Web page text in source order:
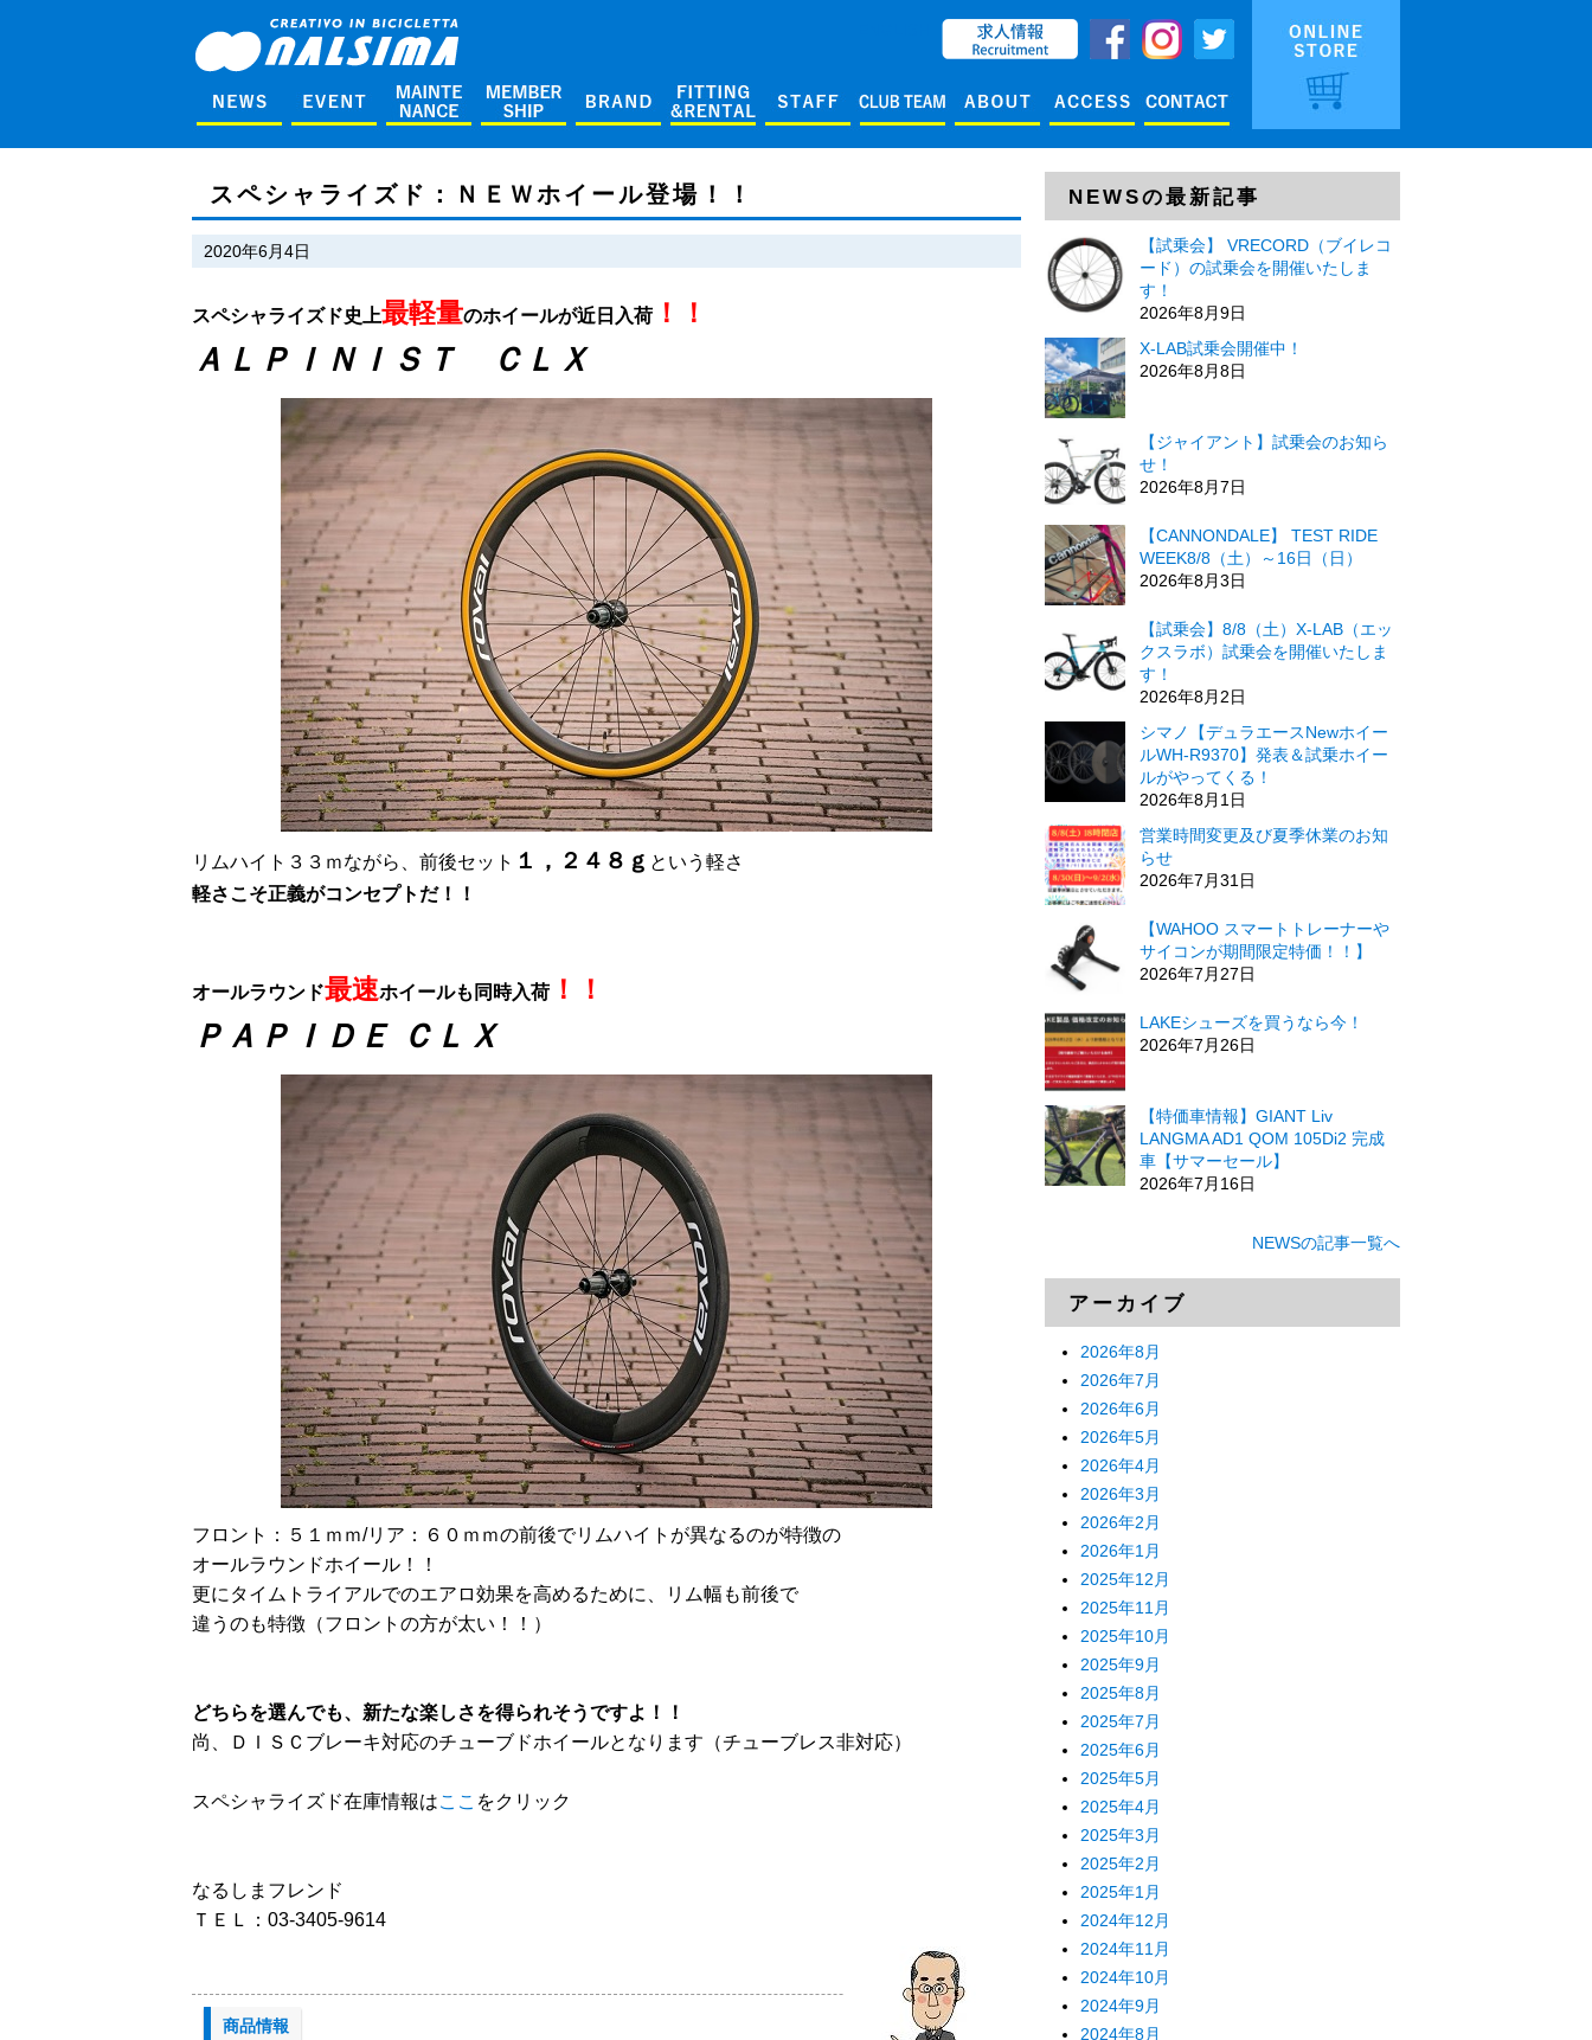
スペシャライズド：ＮＥＷホイール登場！！
2020年6月4日
スペシャライズド史上最軽量のホイールが近日入荷 ！！
ＡＬＰＩＮＩＳＴ ＣＬＸ
リムハイト３３ｍながら、前後セット １，２４８ｇ という軽さ
軽さこそ正義がコンセプトだ！！
オールラウンド最速ホイールも同時入荷 ！！
ＰＡＰＩＤＥ ＣＬＸ
フロント：５１ｍｍ/リア：６０ｍｍの前後でリムハイトが異なるのが特徴の
オールラウンドホイール！！
更にタイムトライアルでのエアロ効果を高めるために、リム幅も前後で
違うのも特徴（フロントの方が太い！！）
どちらを選んでも、新たな楽しさを得られそうですよ！！
尚、ＤＩＳＣブレーキ対応のチューブドホイールとなります（チューブレス非対応）
スペシャライズド在庫情報はここ をクリック
なるしまフレンド
ＴＥＬ：03-3405-9614
商品情報
NEWSの最新記事
【試乗会】 VRECORD（ブイレコ
ード）の試乗会を開催いたしま
す！
2026年8月9日
X-LAB試乗会開催中！
2026年8月8日
【ジャイアント】試乗会のお知ら
せ！
2026年8月7日
【CANNONDALE】 TEST RIDE
WEEK8/8（土）～16日（日）
2026年8月3日
【試乗会】8/8（土）X-LAB（エッ
クスラボ）試乗会を開催いたしま
す！
2026年8月2日
シマノ【デュラエースNewホイー
ルWH-R9370】発表＆試乗ホイー
ルがやってくる！
2026年8月1日
営業時間変更及び夏季休業のお知
らせ
2026年7月31日
【WAHOO スマートトレーナーや
サイコンが期間限定特価！！】
2026年7月27日
LAKEシューズを買うなら今！
2026年7月26日
【特価車情報】GIANT Liv
LANGMA AD1 QOM 105Di2 完成
車【サマーセール】
2026年7月16日
NEWSの記事一覧へ
アーカイブ
2026年8月
2026年7月
2026年6月
2026年5月
2026年4月
2026年3月
2026年2月
2026年1月
2025年12月
2025年11月
2025年10月
2025年9月
2025年8月
2025年7月
2025年6月
2025年5月
2025年4月
2025年3月
2025年2月
2025年1月
2024年12月
2024年11月
2024年10月
2024年9月
2024年8月